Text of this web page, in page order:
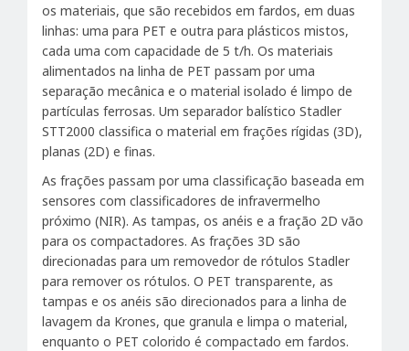
os materiais, que são recebidos em fardos, em duas
linhas: uma para PET e outra para plásticos mistos,
cada uma com capacidade de 5 t/h. Os materiais
alimentados na linha de PET passam por uma
separação mecânica e o material isolado é limpo de
partículas ferrosas. Um separador balístico Stadler
STT2000 classifica o material em frações rígidas (3D),
planas (2D) e finas.
As frações passam por uma classificação baseada em
sensores com classificadores de infravermelho
próximo (NIR). As tampas, os anéis e a fração 2D vão
para os compactadores. As frações 3D são
direcionadas para um removedor de rótulos Stadler
para remover os rótulos. O PET transparente, as
tampas e os anéis são direcionados para a linha de
lavagem da Krones, que granula e limpa o material,
enquanto o PET colorido é compactado em fardos.